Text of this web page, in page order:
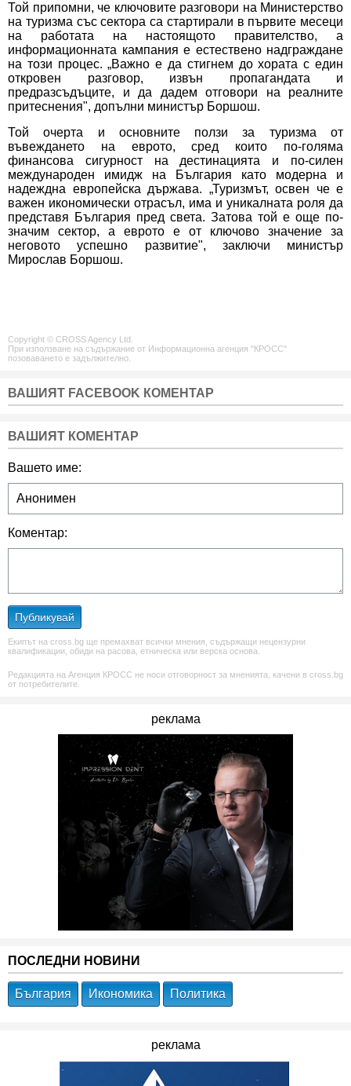
Той припомни, че ключовите разговори на Министерство
на туризма със сектора са стартирали в първите месеци
на работата на настоящото правителство, а
информационната кампания е естествено надграждане
на този процес. „Важно е да стигнем до хората с един
откровен разговор, извън пропагандата и
предразсъдъците, и да дадем отговори на реалните
притеснения", допълни министър Боршош.
Той очерта и основните ползи за туризма от
въвеждането на еврото, сред които по-голяма
финансова сигурност на дестинацията и по-силен
международен имидж на България като модерна и
надеждна европейска държава. „Туризмът, освен че е
важен икономически отрасъл, има и уникалната роля да
представя България пред света. Затова той е още по-
значим сектор, а еврото е от ключово значение за
неговото успешно развитие", заключи министър
Мирослав Боршош.
Copyright © CROSS Agency Ltd.
При използване на съдържание от Информационна агенция "КРОСС"
позоваването е задължително.
ВАШИЯТ FACEBOOK КОМЕНТАР
ВАШИЯТ КОМЕНТАР
Вашето име:
Коментар:
Публикувай
Екипът на cross.bg ще премахват всички мнения, съдържащи нецензурни
квалификации, обиди на расова, етническа или верска основа.
Редакцията на Агенция КРОСС не носи отговорност за мненията, качени в cross.bg
от потребителите.
реклама
ПОСЛЕДНИ НОВИНИ
България Икономика Политика
реклама